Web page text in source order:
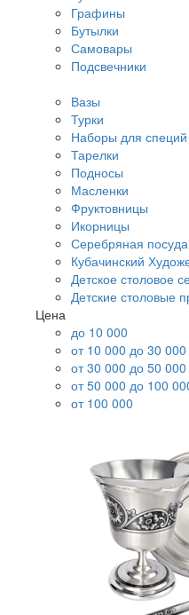
Графины
Бутылки
Самовары
Подсвечники
Вазы
Турки
Наборы для специй
Тарелки
Подносы
Масленки
Фруктовницы
Икорницы
Серебряная посуда
Кубачинский
Детское столовое
Детские столовые
Цена
до 10 000
от 10 000 до 30 000
от 30 000 до 50 000
от 50 000 до 100
от 100 000